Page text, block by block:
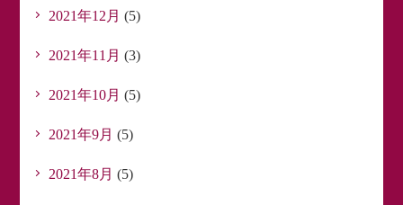
2021年12月 (5)
2021年11月 (3)
2021年10月 (5)
2021年9月 (5)
2021年8月 (5)